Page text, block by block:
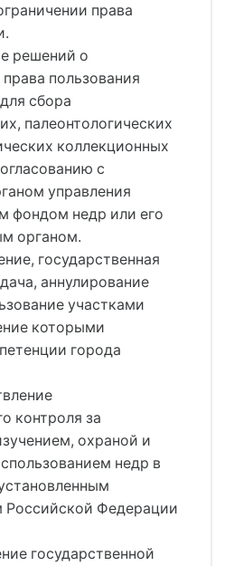
права
решений о
пользования
сбора
палеонтологических
коллекционных
с
управления
фондом недр или его
органом.
государственная
аннулирование
участками
которыми
города
контроля за
охраной и
недр в
Российской Федерации
государственной